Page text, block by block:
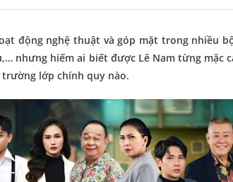
động nghệ thuật và góp mặt trong nhiều
nhưng hiếm ai biết được Lê Nam từng mặc
lớp chính quy nào.